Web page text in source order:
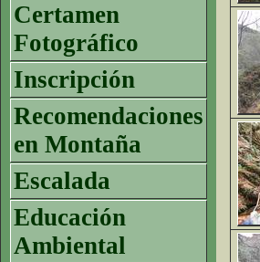
Certamen
Fotográfico
Inscripción
Recomendaciones
en Montaña
Escalada
Educación
Ambiental